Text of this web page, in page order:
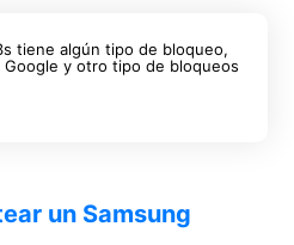
tiene algún tipo de bloqueo,
y otro tipo de bloqueos
un Samsung